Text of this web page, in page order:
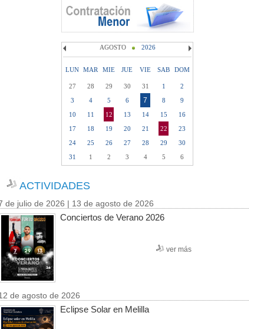
AGOSTO 2026
LUN MAR MIE JUE VIE SAB DOM
27 28 29 30 31 1
2
3
4 5 6 7 8
9
10
11 12 13 14 15
16
17
18 19 20 21 22
23
24
25 26 27 28 29
30
31
1 2 3 4 5 6
ACTIVIDADES
de julio de 2026 | 13 de agosto de 2026
Conciertos de Verano 2026
ver más
de agosto de 2026
Eclipse Solar en Melilla